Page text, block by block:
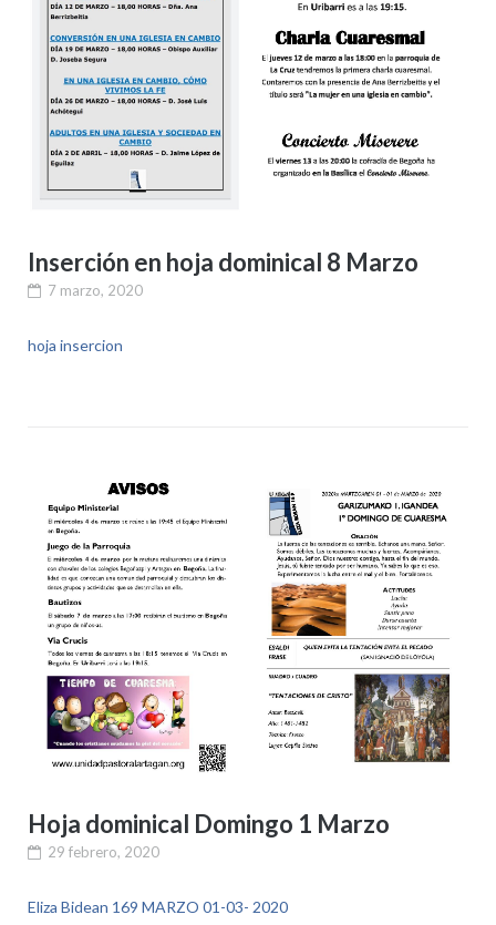
Inserción en hoja dominical 8 Marzo
7 marzo, 2020
hoja insercion
Hoja dominical Domingo 1 Marzo
29 febrero, 2020
Eliza Bidean 169 MARZO 01-03- 2020